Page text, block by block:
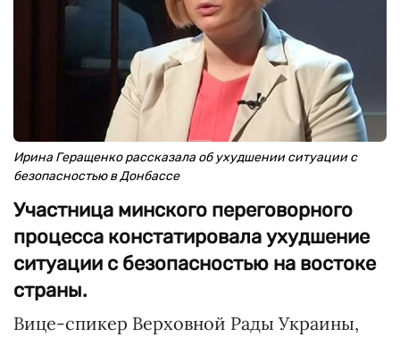
Ирина Геращенко рассказала об ухудшении ситуации с
безопасностью в Донбассе
Участница минского переговорного
процесса констатировала ухудшение
ситуации с безопасностью на востоке
страны.
Вице-спикер Верховной Рады Украины,